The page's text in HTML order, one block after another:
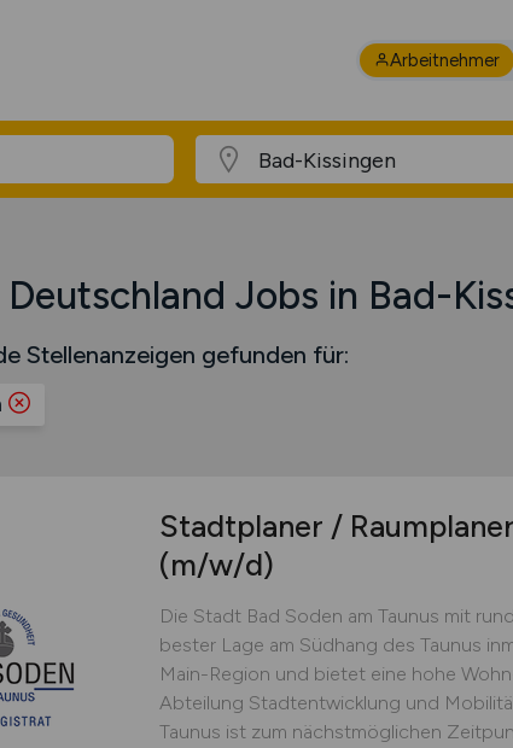
Arbeitnehmer
Jobs in Bad-
Stellenanzeigen gefunden für:
Stadtplaner /
(m/w/d)
Die Stadt Bad Soden am Taunus mit
bester Lage am Südhang des Taunus
Main-Region und bietet eine hohe
Abteilung Stadtentwicklung und
Taunus ist zum nächstmöglichen